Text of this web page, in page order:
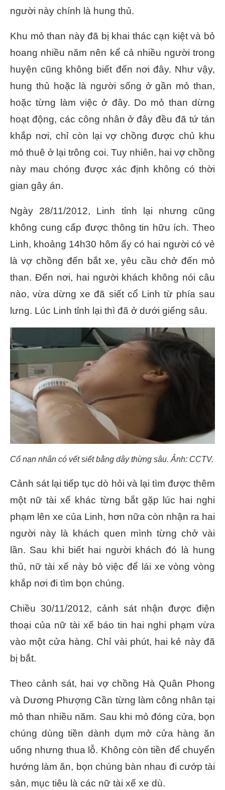
người này chính là hung thủ.
Khu mỏ than này đã bị khai thác cạn kiệt và bỏ
hoang nhiều năm nên kể cả nhiều người trong
huyện cũng không biết đến nơi đây. Như vậy,
hung thủ hoặc là người sống ở gần mỏ than,
hoặc từng làm việc ở đây. Do mỏ than dừng
hoạt động, các công nhân ở đây đều đã tứ tán
khắp nơi, chỉ còn lại vợ chồng được chủ khu
mỏ thuê ở lại trông coi. Tuy nhiên, hai vợ chồng
này mau chóng được xác định không có thời
gian gây án.
Ngày 28/11/2012, Linh tỉnh lại nhưng cũng
không cung cấp được thông tin hữu ích. Theo
Linh, khoảng 14h30 hôm ấy có hai người có vẻ
là vợ chồng đến bắt xe, yêu cầu chở đến mỏ
than. Đến nơi, hai người khách không nói câu
nào, vừa dừng xe đã siết cổ Linh từ phía sau
lưng. Lúc Linh tỉnh lại thì đã ở dưới giếng sâu.
Cổ nạn nhân có vết siết bằng dây thừng sâu. Ảnh: CCTV.
Cảnh sát lại tiếp tục dò hỏi và lại tìm được thêm
một nữ tài xế khác từng bắt gặp lúc hai nghi
phạm lên xe của Linh, hơn nữa còn nhận ra hai
người này là khách quen mình từng chở vài
lần. Sau khi biết hai người khách đó là hung
thủ, nữ tài xế này bỏ việc để lái xe vòng vòng
khắp nơi đi tìm bọn chúng.
Chiều 30/11/2012, cảnh sát nhận được điện
thoại của nữ tài xế báo tin hai nghi phạm vừa
vào một cửa hàng. Chỉ vài phút, hai kẻ này đã
bị bắt.
Theo cảnh sát, hai vợ chồng Hà Quân Phong
và Dương Phượng Cần từng làm công nhân tại
mỏ than nhiều năm. Sau khi mỏ đóng cửa, bọn
chúng dùng tiền dành dụm mở cửa hàng ăn
uống nhưng thua lỗ. Không còn tiền để chuyển
hướng làm ăn, bọn chúng bàn nhau đi cướp tài
sản, mục tiêu là các nữ tài xế xe dù.